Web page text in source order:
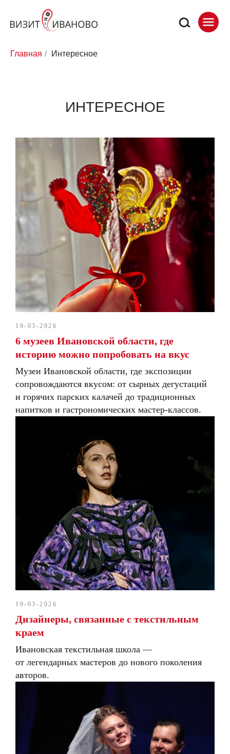
Главная / Интересное
ИНТЕРЕСНОЕ
19-03-2026
6 музеев Ивановской области, где
историю можно попробовать на вкус
Музеи Ивановской области, где экспозиции
сопровождаются вкусом: от сырных дегустаций
и горячих парских калачей до традиционных
напитков и гастрономических мастер-классов.
19-03-2026
Дизайнеры, связанные с текстильным
краем
Ивановская текстильная школа —
от легендарных мастеров до нового поколения
авторов.